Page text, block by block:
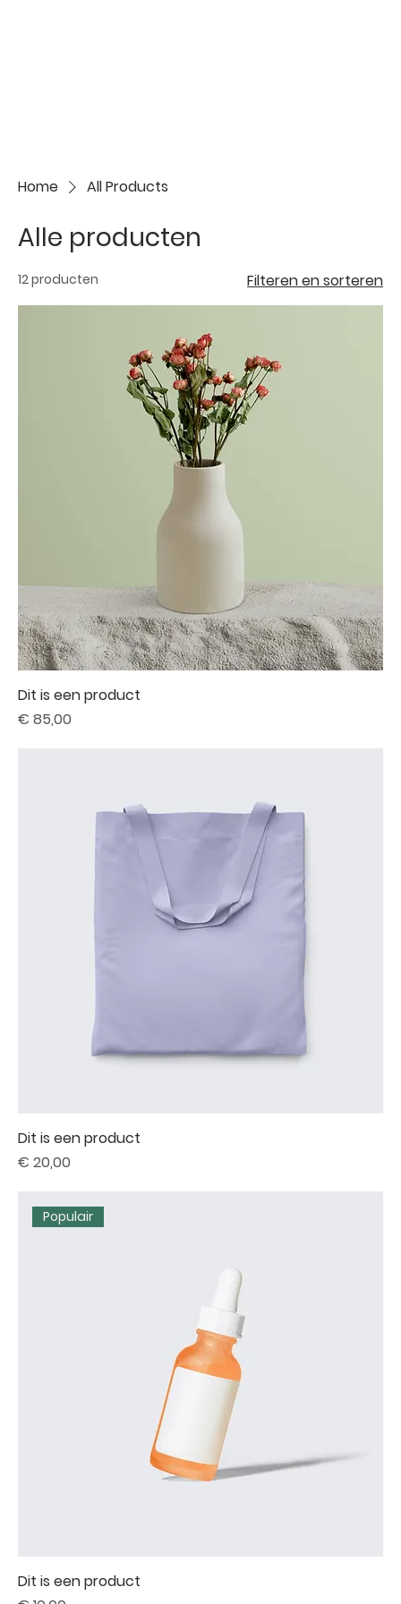
Home All Products
Alle producten
12 producten Filteren en sorteren
Dit is een product
Prijs
€ 85,00
Dit is een product
Prijs
€ 20,00
Populair
Dit is een product